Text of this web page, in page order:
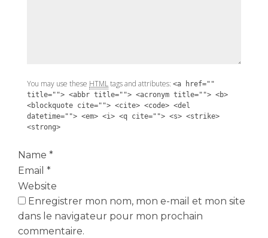
You may use these HTMLtags and attributes: <a href=""
title=""> <abbr title=""> <acronym title=""> <b>
<blockquote cite=""> <cite> <code> <del
datetime=""> <em> <i> <q cite=""> <s> <strike>
<strong>
Name *
Email *
Website
Enregistrer mon nom, mon e-mail et mon site
dans le navigateur pour mon prochain
commentaire.